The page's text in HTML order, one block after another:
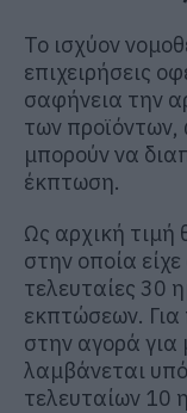
Το ισχύον
επιχειρήσεις
σαφήνεια την
των
μπορούν να
έκπτωση.
Ως αρχική τιμή
στην οποία
τελευταίες 30
εκπτώσεων.
στην αγορά για
λαμβάνεται
τελευταίων 10